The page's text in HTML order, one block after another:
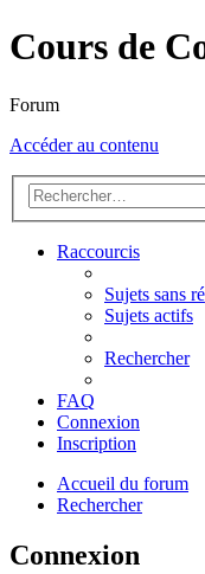
Cours de
Forum
Accéder au contenu
Raccourcis
Sujets sans
Sujets actifs
Rechercher
FAQ
Connexion
Inscription
Accueil du forum
Rechercher
Connexion